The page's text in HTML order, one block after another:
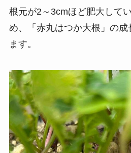
根元が2～3cmほど肥大して
め、「赤丸はつか大根」の成
ます。